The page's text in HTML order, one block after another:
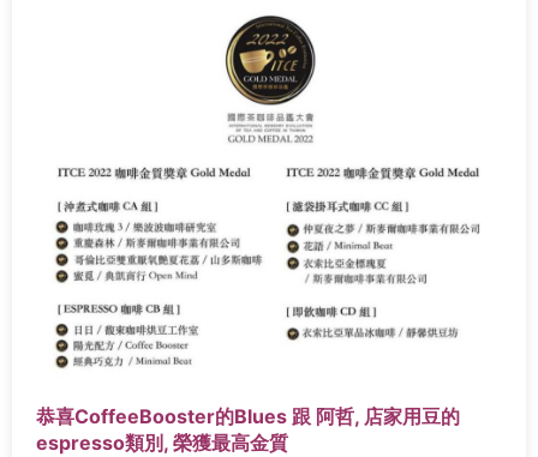
恭喜CoffeeBooster的Blues 跟 阿哲, 店家用豆的
espresso類別, 榮獲最高金質